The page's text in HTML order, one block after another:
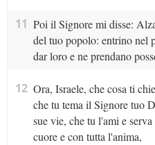
11 Poi il Signore mi disse:
del tuo popolo: entrino nel
dar loro e ne prendano
12 Ora, Israele, che cosa ti
che tu tema il Signore tuo
sue vie, che tu l'ami e
cuore e con tutta l'anima,